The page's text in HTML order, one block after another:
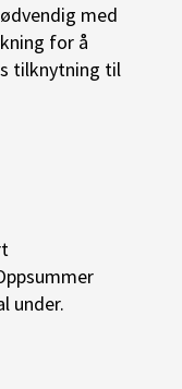
med
for å
tilknytning til
under.